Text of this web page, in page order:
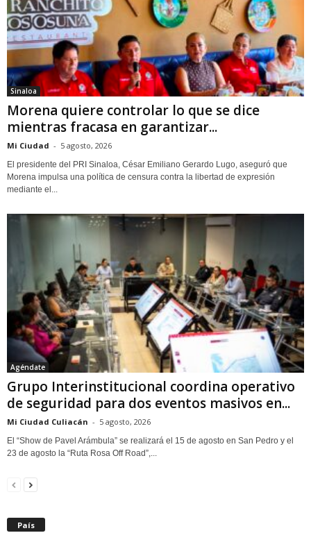
Sinaloa
Morena quiere controlar lo que se dice
mientras fracasa en garantizar...
Mi Ciudad - 5 agosto, 2026
El presidente del PRI Sinaloa, César Emiliano Gerardo Lugo, aseguró que
Morena impulsa una política de censura contra la libertad de expresión
mediante el...
Agéndate
Grupo Interinstitucional coordina operativo
de seguridad para dos eventos masivos en...
Mi Ciudad Culiacán - 5 agosto, 2026
El “Show de Pavel Arámbula” se realizará el 15 de agosto en San Pedro y el
23 de agosto la “Ruta Rosa Off Road”,...
País